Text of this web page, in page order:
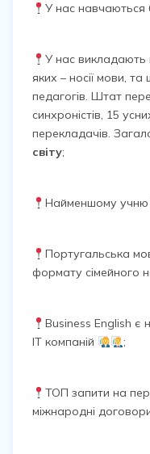
У нас навчаються
У нас викладають
яких – носії мови,
педагогів. Штат
синхроністів, 15
перекладачів.
світу;
Найменшому учню
Португальська
формату сімейного
Business English є
ІТ компаній
;
ТОП запити на
міжнародні